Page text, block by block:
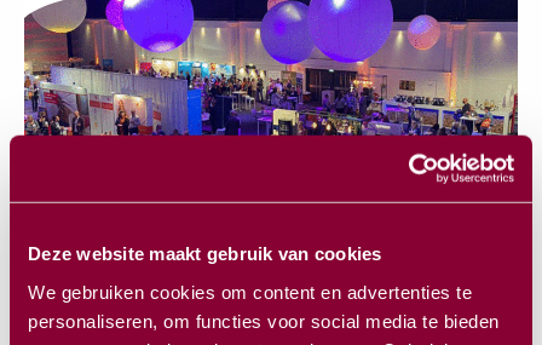
Deze website maakt gebruik van cookies
We gebruiken cookies om content en advertenties te
personaliseren, om functies voor social media te bieden
Congress & sponsor exhibition